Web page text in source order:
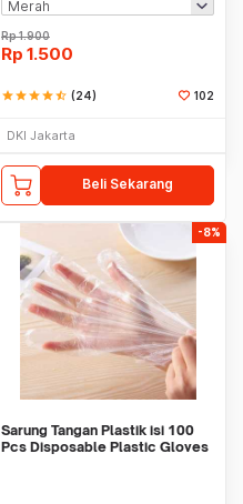
Rp1.900
Rp 1.500
starstarstarstarstar_half (24) 102
DKI Jakarta
Beli Sekarang
-8%
Sarung Tangan Plastik isi 100
Pcs Disposable Plastic Gloves